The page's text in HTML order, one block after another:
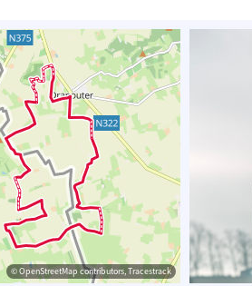
contributors, Tracestrack
© OpenStreetMap contributors, Tracestrack